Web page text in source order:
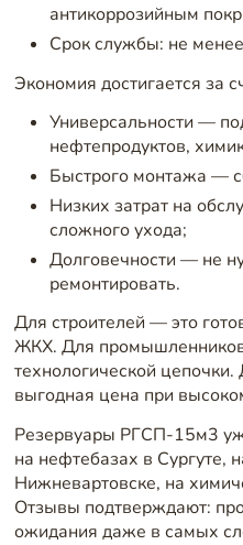
антикоррозийным
Срок службы: не
Экономия достигается за
Универсальности —
нефтепродуктов,
Быстрого монтажа —
Низких затрат на
сложного ухода;
Долговечности — не
ремонтировать.
Для строителей — это
ЖКХ. Для
технологической
выгодная цена при
Резервуары РГСП-15м3
на нефтебазах в Сургуте,
Нижневартовске, на
Отзывы подтверждают:
ожидания даже в самых